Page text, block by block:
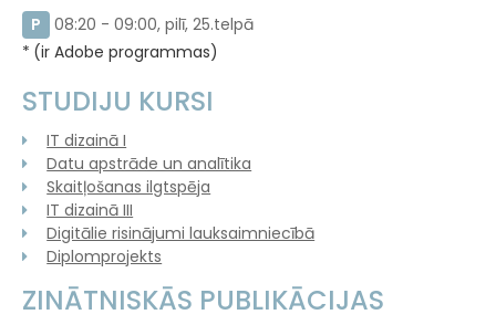
P
08:20 - 09:00, pilī, 25.telpā
(ir Adobe programmas)
STUDIJU KURSI
IT dizainā I
Datu apstrāde un analītika
Skaitļošanas ilgtspēja
IT dizainā III
Digitālie risinājumi lauksaimniecībā
Diplomprojekts
ZINĀTNISKĀS PUBLIKĀCIJAS